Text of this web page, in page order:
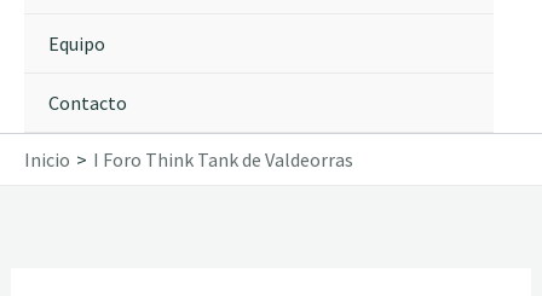
Equipo
Contacto
Inicio I Foro Think Tank de Valdeorras